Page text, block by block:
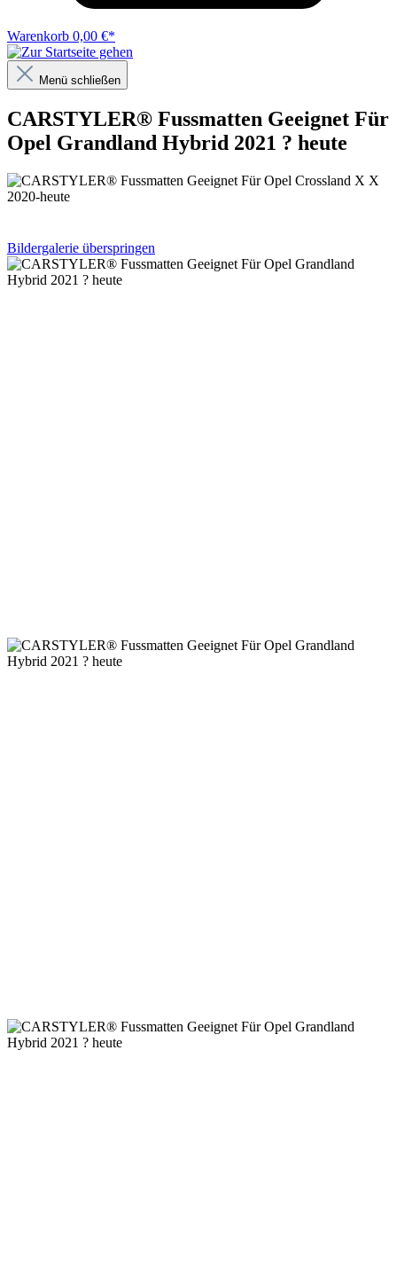
Warenkorb 0,00 €*
Menü schließen
CARSTYLER® Fussmatten Geeignet Für
Opel Grandland Hybrid 2021 ? heute
Bildergalerie überspringen